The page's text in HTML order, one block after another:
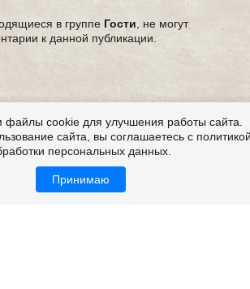
в группе Гости , не могут
к данной публикации.
файлы cookie для улучшения работы сайта.
сайта, вы соглашаетесь с
персональных данных.
Принимаю